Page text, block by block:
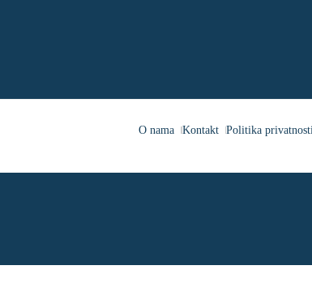
O nama Kontakt Politika privatnosti